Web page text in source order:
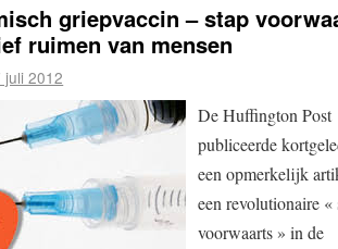
griepvaccin – stap
ruimen van mensen
juli 2012
De Huffington Post
publiceerde
een opmerkelijk
een revolutionaire «
voorwaarts » in de